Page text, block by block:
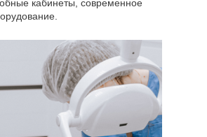
кабинеты, современное